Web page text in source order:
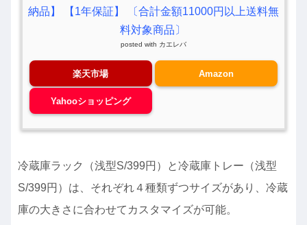
納品】 【1年保証】 〔合計金額11000円以上送料無
料対象商品〕
posted with カエレバ
楽天市場 Amazon
Yahooショッピング
冷蔵庫ラック（浅型S/399円）と冷蔵庫トレー（浅型
S/399円）は、それぞれ４種類ずつサイズがあり、冷蔵
庫の大きさに合わせてカスタマイズが可能。